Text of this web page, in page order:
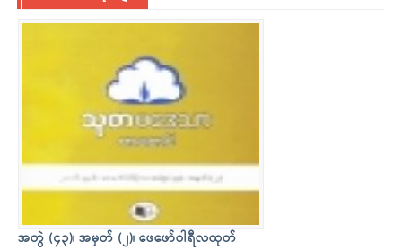
အတွဲ (၄၃)၊ အမှတ် (၂)၊ ဖေဖော်ဝါရီလထုတ်